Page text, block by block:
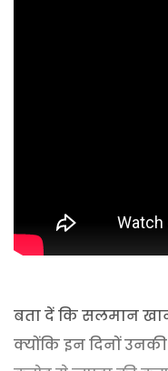
बता दें कि सलमान
क्योंकि इन दिनों